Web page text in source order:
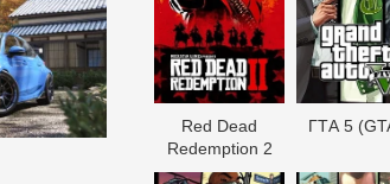
Red Dead
Redеmption 2
ГТА 5